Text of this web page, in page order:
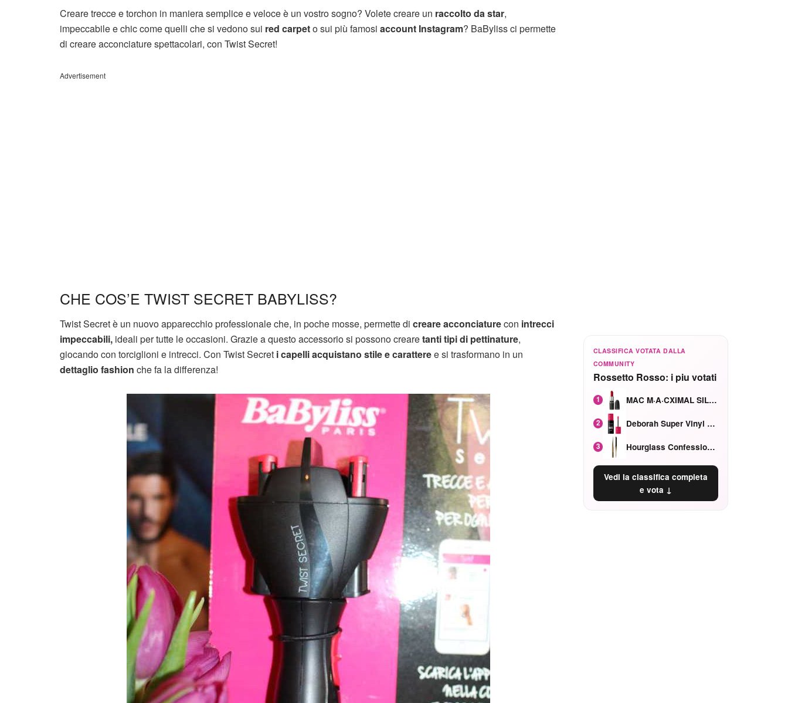
Creare trecce e torchon in maniera semplice e veloce è un vostro sogno? Volete creare un raccolto da star,
impeccabile e chic come quelli che si vedono sui red carpeto sui più famosi account Instagram? BaByliss ci permette
di creare acconciature spettacolari, con Twist Secret!
Advertisement
CHE COS’E TWIST SECRET BABYLISS?
Twist Secret è un nuovo apparecchio professionale che, in poche mosse, permette di creare acconciaturecon intrecci
impeccabili, ideali per tutte le occasioni. Grazie a questo accessorio si possono crearetanti tipi di pettinature,
giocando con torciglioni e intrecci. Con Twist Secret i capelli acquistano stile e caratteree si trasformano in un
dettaglio fashion che fa la differenza!
CLASSIFICA VOTATA DALLA
COMMUNITY
Rossetto Rosso: i piu votati
1 MAC M·A·CXIMAL SILKY MATTE Red Rock mat
2 Deborah Super Vinyl Shake Rosa Ciliegia
3 Hourglass Confession Ricaricabile Ultra Preciso Ad Alta Intensità Secretly Classic Red
Vedi la classifica completa
e vota ↓